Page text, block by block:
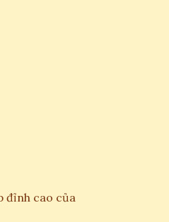
đỉnh cao của